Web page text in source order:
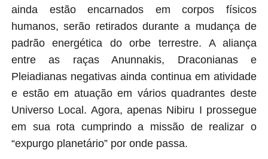
ainda estão encarnados em corpos físicos
humanos, serão retirados durante a mudança de
padrão energética do orbe terrestre. A aliança
entre as raças Anunnakis, Draconianas e
Pleiadianas negativas ainda continua em atividade
e estão em atuação em vários quadrantes deste
Universo Local. Agora, apenas Nibiru I prossegue
em sua rota cumprindo a missão de realizar o
“expurgo planetário” por onde passa.